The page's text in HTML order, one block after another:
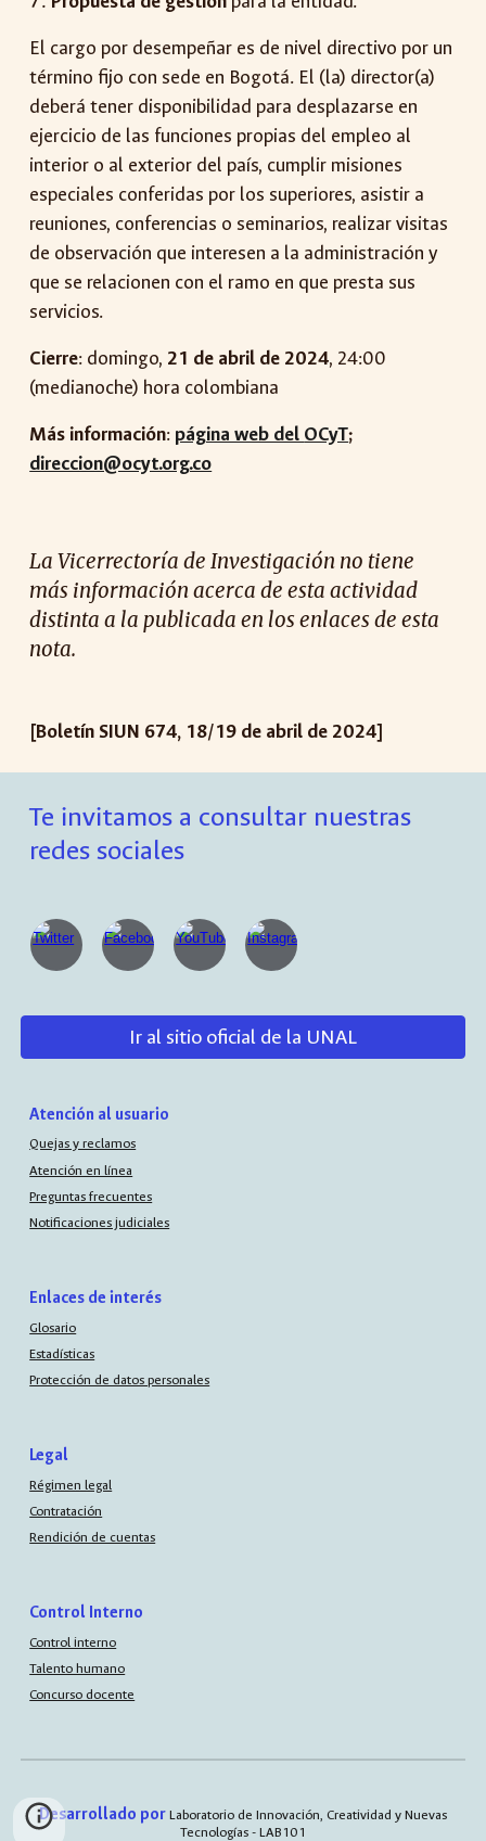
El cargo por desempeñar es de nivel directivo por un
término fijo con sede en Bogotá. El (la) director(a)
deberá tener disponibilidad para desplazarse en
ejercicio de las funciones propias del empleo al
interior o al exterior del país, cumplir misiones
especiales conferidas por los superiores, asistir a
reuniones, conferencias o seminarios, realizar visitas
de observación que interesen a la administración y
que se relacionen con el ramo en que presta sus
servicios.
Cierre: domingo, 21 de abril de 2024, 24:00
(medianoche) hora colombiana
Más información: página web del OCyT;
direccion@ocyt.org.co
La Vicerrectoría de Investigación no tiene
más información acerca de esta actividad
distinta a la publicada en los enlaces de esta
nota.
[Boletín SIUN 674, 18/19 de abril de 2024]
Te invitamos a consultar nuestras
redes sociales
Ir al sitio oficial de la UNAL
Atención al usuario
Quejas y reclamos
Atención en línea
Preguntas frecuentes
Notificaciones judiciales
Enlaces de interés
Glosario
Estadísticas
Protección de datos personales
Legal
Régimen legal
Contratación
Rendición de cuentas
Control Interno
Control interno
Talento humano
Concurso docente
Desarrollado porLaboratorio de Innovación, Creatividad y Nuevas
Tecnologías - LAB101